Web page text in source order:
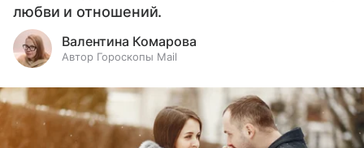
любви и отношений.
Валентина Комарова
Автор Гороскопы Mail